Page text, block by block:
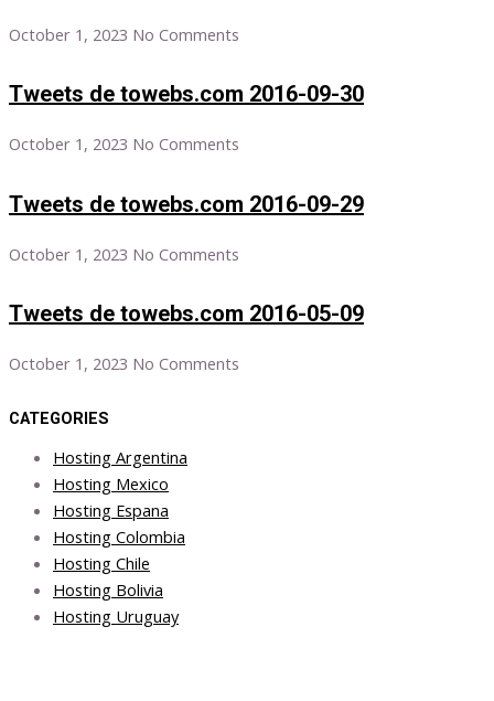
October 1, 2023 No Comments
Tweets de towebs.com 2016-09-30
October 1, 2023 No Comments
Tweets de towebs.com 2016-09-29
October 1, 2023 No Comments
Tweets de towebs.com 2016-05-09
October 1, 2023 No Comments
CATEGORIES
Hosting Argentina
Hosting Mexico
Hosting Espana
Hosting Colombia
Hosting Chile
Hosting Bolivia
Hosting Uruguay